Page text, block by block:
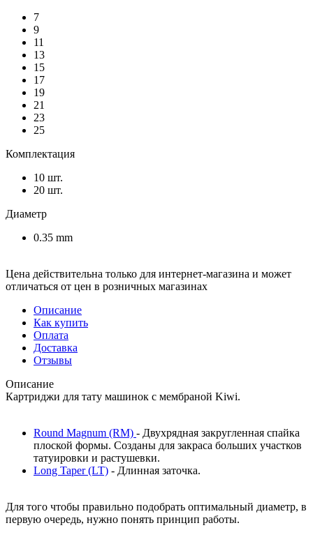
7
9
11
13
15
17
19
21
23
25
Комплектация
10 шт.
20 шт.
Диаметр
0.35 mm
Цена действительна только для интернет-магазина и может
отличаться от цен в розничных магазинах
Описание
Как купить
Оплата
Доставка
Отзывы
Описание
Картриджи для тату машинок с мембраной Kiwi.
Round Magnum (RM) - Двухрядная закругленная спайка
плоской формы. Созданы для закраса больших участков
татуировки и растушевки.
Long Taper (LT) - Длинная заточка.
Для того чтобы правильно подобрать оптимальный диаметр, в
первую очередь, нужно понять принцип работы.